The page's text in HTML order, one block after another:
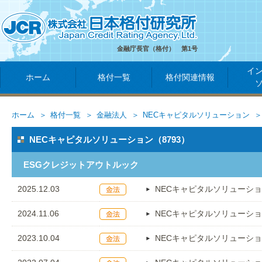
金融庁長官（格付） 第1号
ホーム 格付一覧 格付関連情報
イ
ホーム 格付一覧 金融法人 NECキャピタルソリューション
NECキャピタルソリューション（8793）
ESGクレジットアウトルック
2025.12.03 NECキャピタルソリューシ
2024.11.06 NECキャピタルソリューシ
2023.10.04 NECキャピタルソリューシ